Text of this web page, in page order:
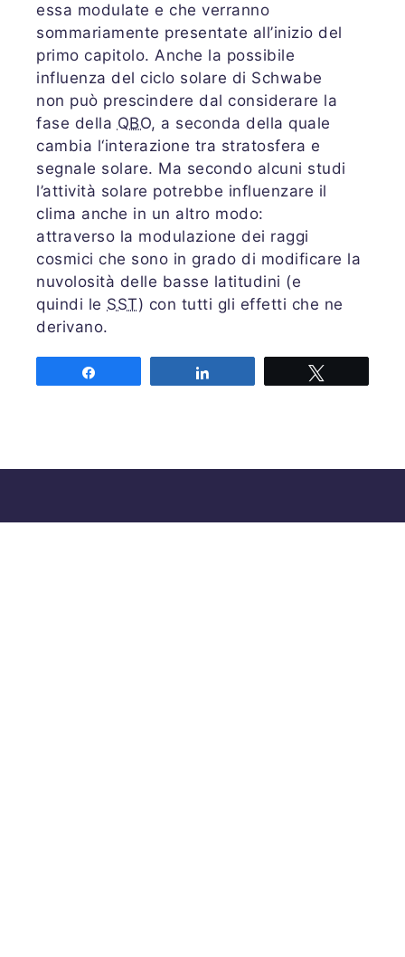
essa modulate e che verranno
sommariamente presentate all’inizio del
primo capitolo. Anche la possibile
influenza del ciclo solare di Schwabe
non può prescindere dal considerare la
fase della QBO, a seconda della quale
cambia l‘interazione tra stratosfera e
segnale solare. Ma secondo alcuni studi
l’attività solare potrebbe influenzare il
clima anche in un altro modo:
attraverso la modulazione dei raggi
cosmici che sono in grado di modificare la
nuvolosità delle basse latitudini (e
quindi le SST) con tutti gli effetti che ne
derivano.